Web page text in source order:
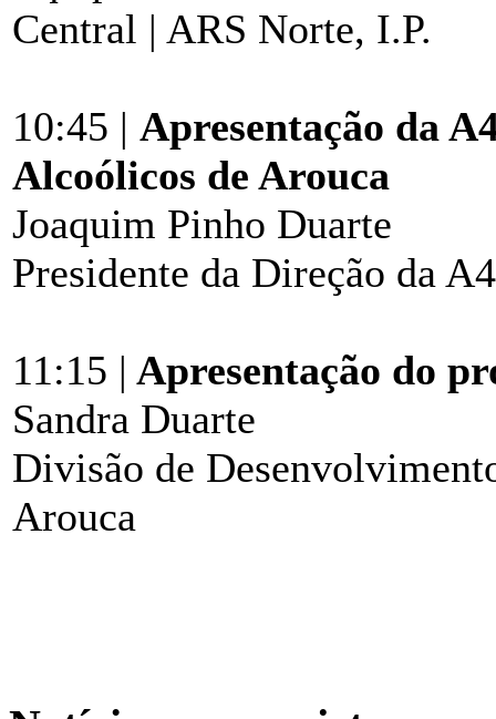
Central | ARS Norte, I.P.
10:45 | Apresentação da
Alcoólicos de Arouca
Joaquim Pinho Duarte
Presidente da Direção da A4
11:15 | Apresentação do
Sandra Duarte
Divisão de
Arouca